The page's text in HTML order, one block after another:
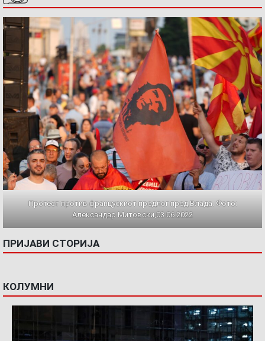
Протест против францускиот предлог пред Влада. Фото:
Александар Митовски,03.06.2022
ПРИЈАВИ СТОРИЈА
КОЛУМНИ